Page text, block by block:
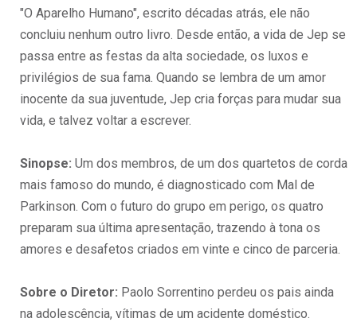
"O Aparelho Humano", escrito décadas atrás, ele não
concluiu nenhum outro livro. Desde então, a vida de Jep se
passa entre as festas da alta sociedade, os luxos e
privilégios de sua fama. Quando se lembra de um amor
inocente da sua juventude, Jep cria forças para mudar sua
vida, e talvez voltar a escrever.
Sinopse: Um dos membros, de um dos quartetos de corda
mais famoso do mundo, é diagnosticado com Mal de
Parkinson. Com o futuro do grupo em perigo, os quatro
preparam sua última apresentação, trazendo à tona os
amores e desafetos criados em vinte e cinco de parceria.
Sobre o Diretor: Paolo Sorrentino perdeu os pais ainda
na adolescência, vítimas de um acidente doméstico.